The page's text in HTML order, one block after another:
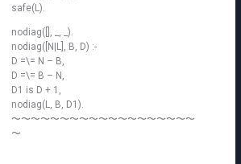
safe(L).
nodiag([], _, _).
nodiag([N|L], B, D) :-
D =\= N – B,
D =\= B – N,
D1 is D + 1,
nodiag(L, B, D1).
〜〜〜〜〜〜〜〜〜〜〜〜〜〜〜〜〜〜〜
〜